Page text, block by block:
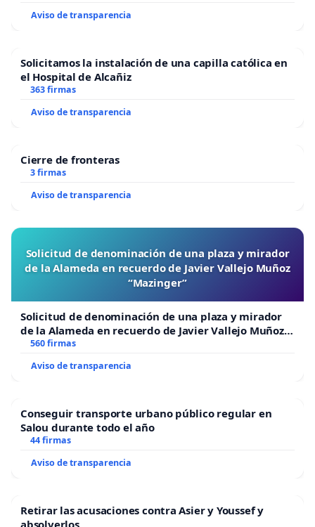
Aviso de transparencia
Solicitamos la instalación de una capilla católica en
el Hospital de Alcañiz
363 firmas
Aviso de transparencia
Cierre de fronteras
3 firmas
Aviso de transparencia
Solicitud de denominación de una plaza y mirador
de la Alameda en recuerdo de Javier Vallejo Muñoz
“Mazinger”
Solicitud de denominación de una plaza y mirador
de la Alameda en recuerdo de Javier Vallejo Muñoz
“Mazinger”
560 firmas
Aviso de transparencia
Conseguir transporte urbano público regular en
Salou durante todo el año
44 firmas
Aviso de transparencia
Retirar las acusaciones contra Asier y Youssef y